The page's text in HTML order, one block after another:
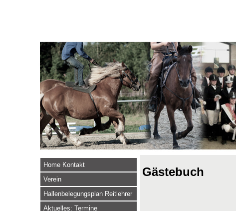
Home Kontakt
Verein
Hallenbelegungsplan Reitlehrer
Aktuelles: Termine
Gästebuch